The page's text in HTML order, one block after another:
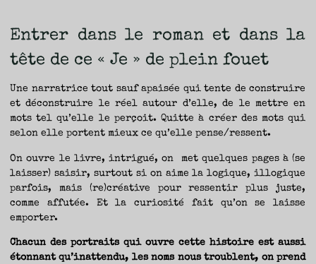
VOIR
CE
QUI
AIRE(S)
LIBRE(S),
ÇA
Entrer dans le roman et dans la
tête de ce « Je » de plein fouet
Une narratrice tout sauf apaisée qui tente de construire
et déconstruire le réel autour d’elle, de le mettre en
mots tel qu’elle le perçoit. Quitte à créer des mots qui
selon elle portent mieux ce qu’elle pense/ressent.
On ouvre le livre, intrigué, on met quelques pages à (se
laisser) saisir, surtout si on aime la logique, illogique
parfois, mais (re)créative pour ressentir plus juste,
comme affutée. Et la curiosité fait qu’on se laisse
emporter.
Chacun des portraits qui ouvre cette histoire est aussi
étonnant qu’inattendu, les noms nous troublent, on prend